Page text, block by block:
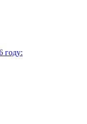
году: